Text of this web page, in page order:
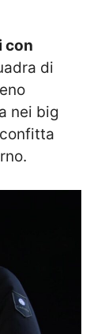
con
di
nei big